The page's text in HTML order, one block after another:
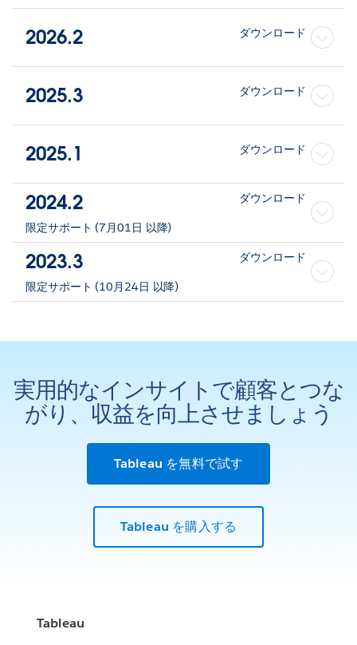
2026.2 ダウンロード
2025.3 ダウンロード
2025.1 ダウンロード
2024.2 ダウンロード
限定サポート (7月01日 以降)
2023.3 ダウンロード
限定サポート (10月24日 以降)
実用的なインサイトで顧客とつな
がり、収益を向上させましょう
Tableau を無料で試す
Tableau を購入する
Tableau